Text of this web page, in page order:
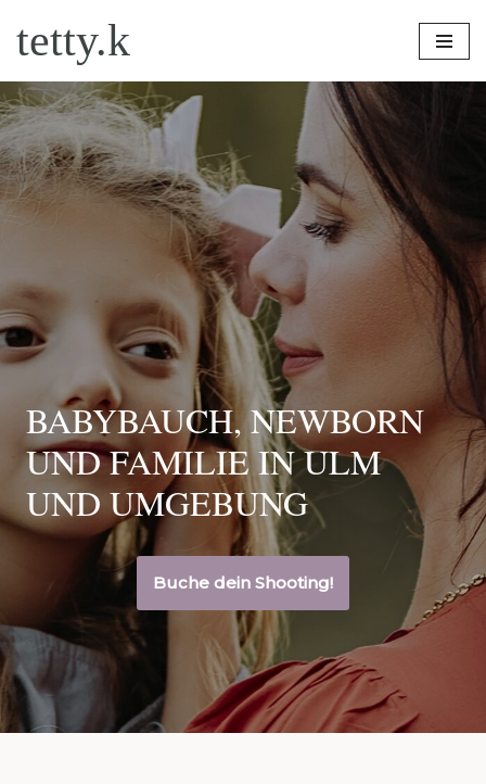
Zum
Inhalt
springen
tetty.k
BABYBAUCH, NEWBORN
UND FAMILIE IN ULM
UND UMGEBUNG
Buche dein Shooting!